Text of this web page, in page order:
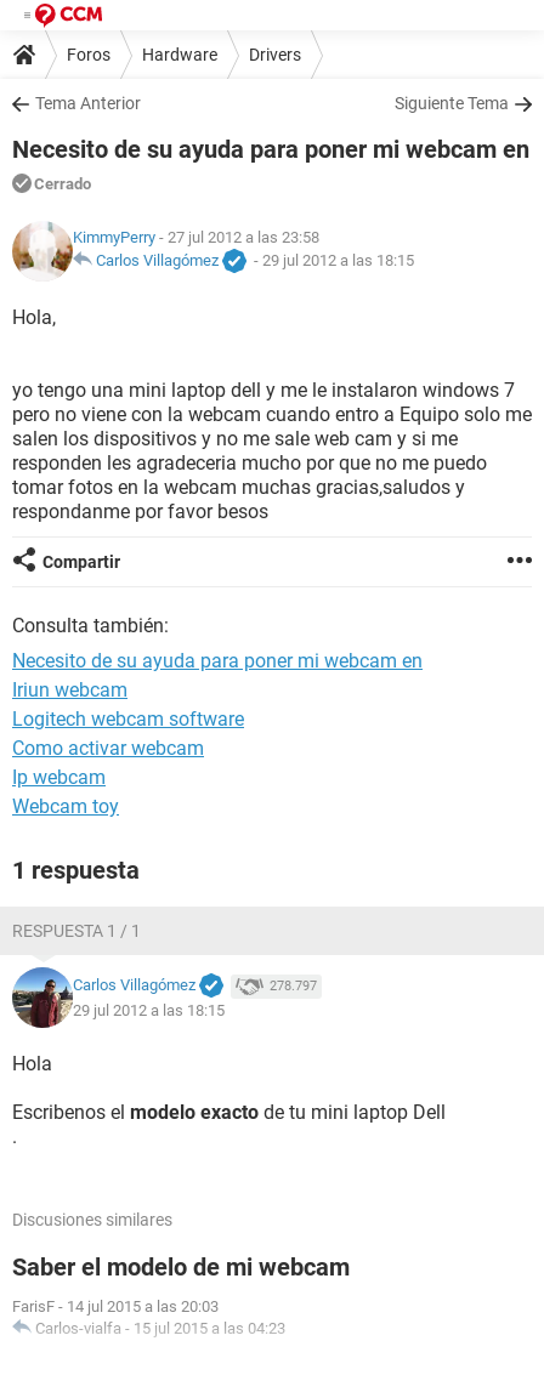
Foros Hardware Drivers
Tema Anterior Siguiente Tema
Necesito de su ayuda para poner mi webcam en
Cerrado
KimmyPerry - 27 jul 2012 a las 23:58
Carlos Villagómez
- 29 jul 2012 a las 18:15
Hola,
yo tengo una mini laptop dell y me le instalaron windows 7
pero no viene con la webcam cuando entro a Equipo solo me
salen los dispositivos y no me sale web cam y si me
responden les agradeceria mucho por que no me puedo
tomar fotos en la webcam muchas gracias,saludos y
respondanme por favor besos
Compartir
Consulta también:
Necesito de su ayuda para poner mi webcam en
Iriun webcam
Logitech webcam software
Como activar webcam
Ip webcam
Webcam toy
1 respuesta
RESPUESTA 1 / 1
Carlos Villagómez 278.797
29 jul 2012 a las 18:15
Hola
Escribenos el modelo exacto de tu mini laptop Dell
.
Discusiones similares
Saber el modelo de mi webcam
FarisF - 14 jul 2015 a las 20:03
Carlos-vialfa - 15 jul 2015 a las 04:23